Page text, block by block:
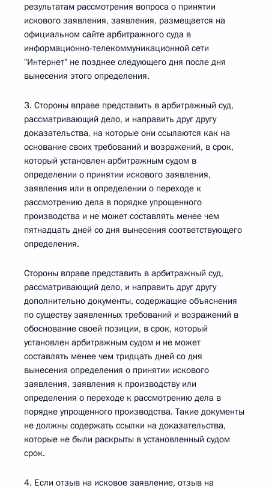
результатам рассмотрения вопроса о принятии
искового заявления, заявления, размещается на
официальном сайте арбитражного суда в
информационно-телекоммуникационной сети
"Интернет" не позднее следующего дня после дня
вынесения этого определения.
3. Стороны вправе представить в арбитражный суд,
рассматривающий дело, и направить друг другу
доказательства, на которые они ссылаются как на
основание своих требований и возражений, в срок,
который установлен арбитражным судом в
определении о принятии искового заявления,
заявления или в определении о переходе к
рассмотрению дела в порядке упрощенного
производства и не может составлять менее чем
пятнадцать дней со дня вынесения соответствующего
определения.
Стороны вправе представить в арбитражный суд,
рассматривающий дело, и направить друг другу
дополнительно документы, содержащие объяснения
по существу заявленных требований и возражений в
обоснование своей позиции, в срок, который
установлен арбитражным судом и не может
составлять менее чем тридцать дней со дня
вынесения определения о принятии искового
заявления, заявления к производству или
определения о переходе к рассмотрению дела в
порядке упрощенного производства. Такие документы
не должны содержать ссылки на доказательства,
которые не были раскрыты в установленный судом
срок.
4. Если отзыв на исковое заявление, отзыв на